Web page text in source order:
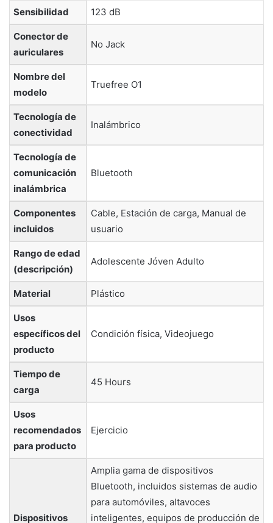
Sensibilidad ‎123 dB
Conector de
auriculares
‎No Jack
Nombre del
modelo
‎Truefree O1
Tecnología de
conectividad
‎Inalámbrico
Tecnología de
comunicación
inalámbrica
‎Bluetooth
Componentes
incluidos
‎Cable, Estación de carga, Manual de
usuario
Rango de edad
(descripción)
‎Adolescente Jóven Adulto
Material ‎Plástico
Usos
específicos del
producto
‎Condición física, Videojuego
Tiempo de
carga
‎45 Hours
Usos
recomendados
para producto
‎Ejercicio
Dispositivos
‎Amplia gama de dispositivos
Bluetooth, incluidos sistemas de audio
para automóviles, altavoces
inteligentes, equipos de producción de